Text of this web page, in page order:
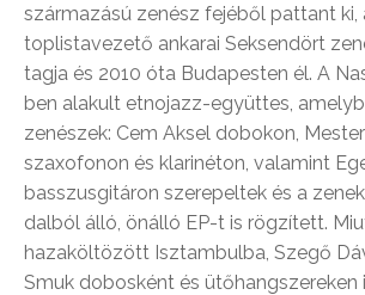
származású zenész fejéből pattant ki,
toplistavezető ankarai Seksendört
tagja és 2010 óta Budapesten él. A
ben alakult etnojazz-együttes,
zenészek: Cem Aksel dobokon,
szaxofonon és klarinéton, valamint
basszusgitáron szerepeltek és a
dalból álló, önálló EP-t is rögzített.
hazaköltözött Isztambulba, Szegő
Smuk dobosként és